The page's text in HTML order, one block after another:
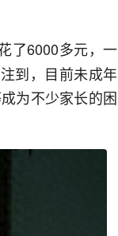
了6000多元，一
到，目前未成年
为不少家长的困